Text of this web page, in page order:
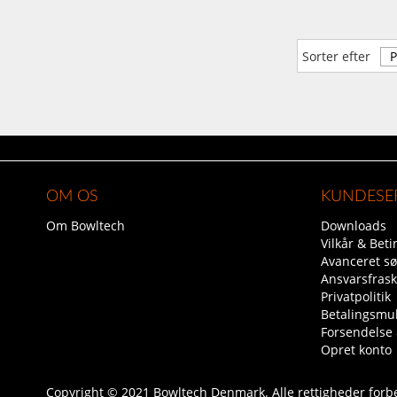
Sorter efter
OM OS
Om Bowltech
Downloads
Vilkår &
Avanceret
Privatpolitik
Opret konto
Copyright © 2021 Bowltech Denmark. Alle rettigheder